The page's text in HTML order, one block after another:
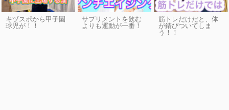
キヅスポから甲子園
球児が！！
サプリメントを飲む
よりも運動が一番！
筋トレだけだと、体
が錆びついてしま
う！！